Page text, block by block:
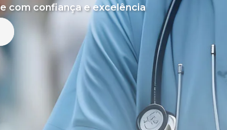
com confiança e excelência